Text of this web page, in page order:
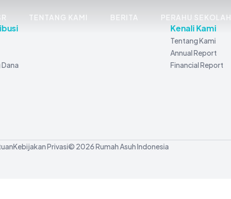
TENTANG KAMI BERITA PERAHU SEKOLAH
Kenali Kami
Tentang Kami
Annual Report
Financial Report
Kebijakan Privasi© 2026 Rumah Asuh Indonesia